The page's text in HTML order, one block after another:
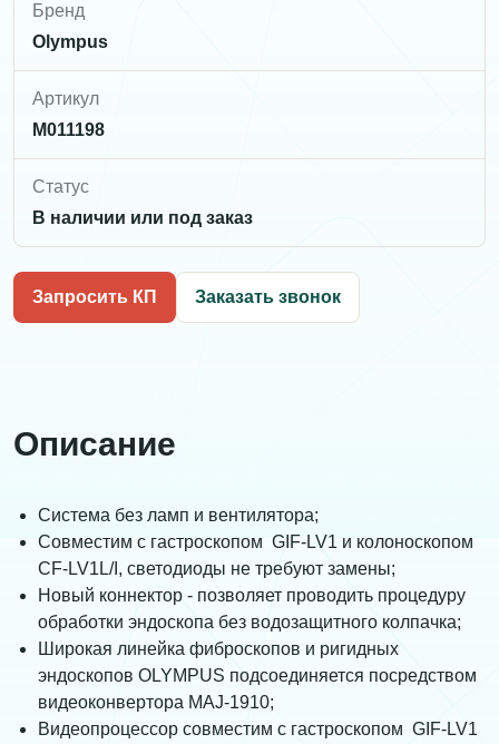
Бренд
Olympus
Артикул
M011198
Статус
В наличии или под заказ
Запросить КП Заказать звонок
Описание
Система без ламп и вентилятора;
Совместим с гастроскопом GIF-LV1 и колоноскопом
CF-LV1L/I, светодиоды не требуют замены;
Новый коннектор - позволяет проводить процедуру
обработки эндоскопа без водозащитного колпачка;
Широкая линейка фиброскопов и ригидных
эндоскопов OLYMPUS подсоединяется посредством
видеоконвертора MAJ-1910;
Видеопроцессор совместим с гастроскопом GIF-LV1